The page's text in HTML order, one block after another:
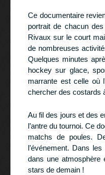
Ce documentaire
portrait de chacun
Rivaux sur le court
de nombreuses
Quelques minutes
hockey sur glace,
marrante est celle où
chercher des costards
Au fil des jours et des
l’antre du tournoi. Ce
matchs de poules.
l’événement. Dans
dans une atmosphère
stars de demain !